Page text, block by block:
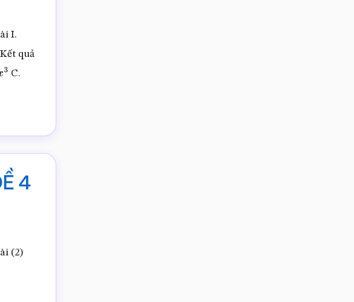
I.
quả
x C.
4
(2)